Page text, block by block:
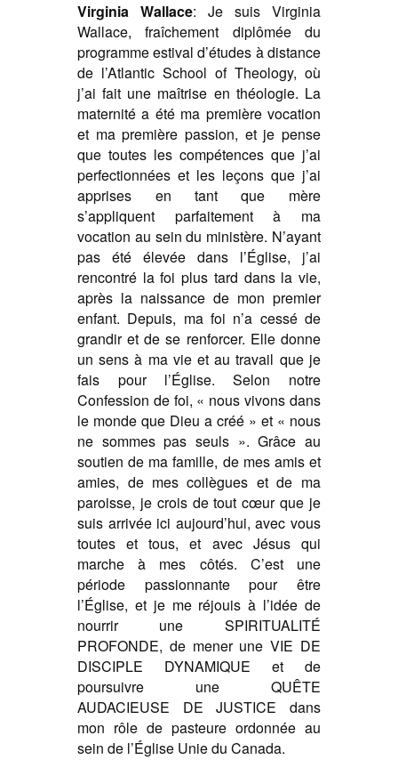
Virginia Wallace: Je suis Virginia
Wallace, fraîchement diplômée du
programme estival d’études à distance
de l’Atlantic School of Theology, où
j’ai fait une maîtrise en théologie. La
maternité a été ma première vocation
et ma première passion, et je pense
que toutes les compétences que j’ai
perfectionnées et les leçons que j’ai
apprises en tant que mère
s’appliquent parfaitement à ma
vocation au sein du ministère. N’ayant
pas été élevée dans l’Église, j’ai
rencontré la foi plus tard dans la vie,
après la naissance de mon premier
enfant. Depuis, ma foi n’a cessé de
grandir et de se renforcer. Elle donne
un sens à ma vie et au travail que je
fais pour l’Église. Selon notre
Confession de foi, « nous vivons dans
le monde que Dieu a créé » et « nous
ne sommes pas seuls ». Grâce au
soutien de ma famille, de mes amis et
amies, de mes collègues et de ma
paroisse, je crois de tout cœur que je
suis arrivée ici aujourd’hui, avec vous
toutes et tous, et avec Jésus qui
marche à mes côtés. C’est une
période passionnante pour être
l’Église, et je me réjouis à l’idée de
nourrir une SPIRITUALITÉ
PROFONDE, de mener une VIE DE
DISCIPLE DYNAMIQUE et de
poursuivre une QUÊTE
AUDACIEUSE DE JUSTICE dans
mon rôle de pasteure ordonnée au
sein de l’Église Unie du Canada.